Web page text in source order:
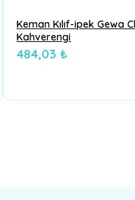
Keman Kılıf-ipek Gewa
Kahverengi
484,03 ₺